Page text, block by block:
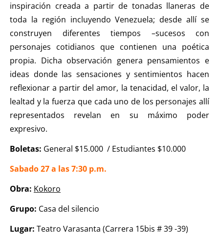
inspiración creada a partir de tonadas llaneras de
toda la región incluyendo Venezuela; desde allí se
construyen diferentes tiempos –sucesos con
personajes cotidianos que contienen una poética
propia. Dicha observación genera pensamientos e
ideas donde las sensaciones y sentimientos hacen
reflexionar a partir del amor, la tenacidad, el valor, la
lealtad y la fuerza que cada uno de los personajes allí
representados revelan en su máximo poder
expresivo.
Boletas: General $15.000 / Estudiantes $10.000
Sabado 27 a las 7:30 p.m.
Obra: Kokoro
Grupo: Casa del silencio
Lugar: Teatro Varasanta (Carrera 15bis # 39 -39)